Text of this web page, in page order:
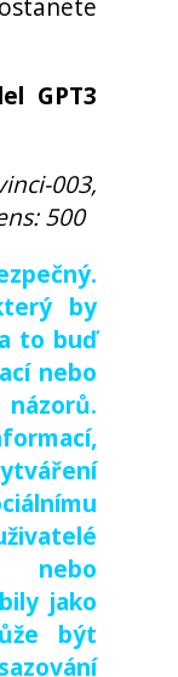
GPT3
003,
500
by
to buď
nebo
nebo
jako
být